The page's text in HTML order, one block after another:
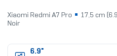
Xiaomi Redmi A7 Pro 17,5 cm
Noir
6.9"